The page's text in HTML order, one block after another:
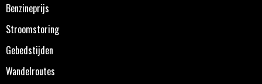
Benzineprijs
Stroomstoring
Gebedstijden
Wandelroutes